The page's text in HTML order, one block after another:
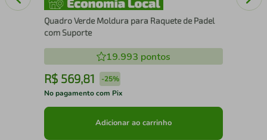
Quadro Verde Moldura para Raquete de Padel
com Suporte
19.993 pontos
R$ 569,81 -25%
No pagamento com Pix
Adicionar ao carrinho